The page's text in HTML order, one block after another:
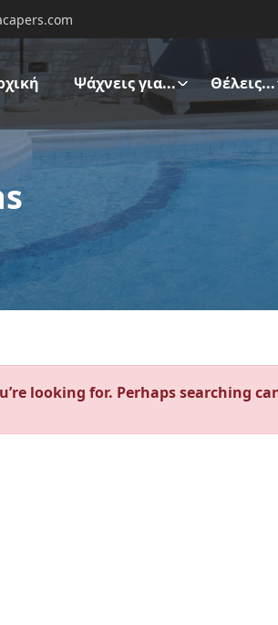
Ψάχνεις για... Θέλεις...
looking for. Perhaps searching